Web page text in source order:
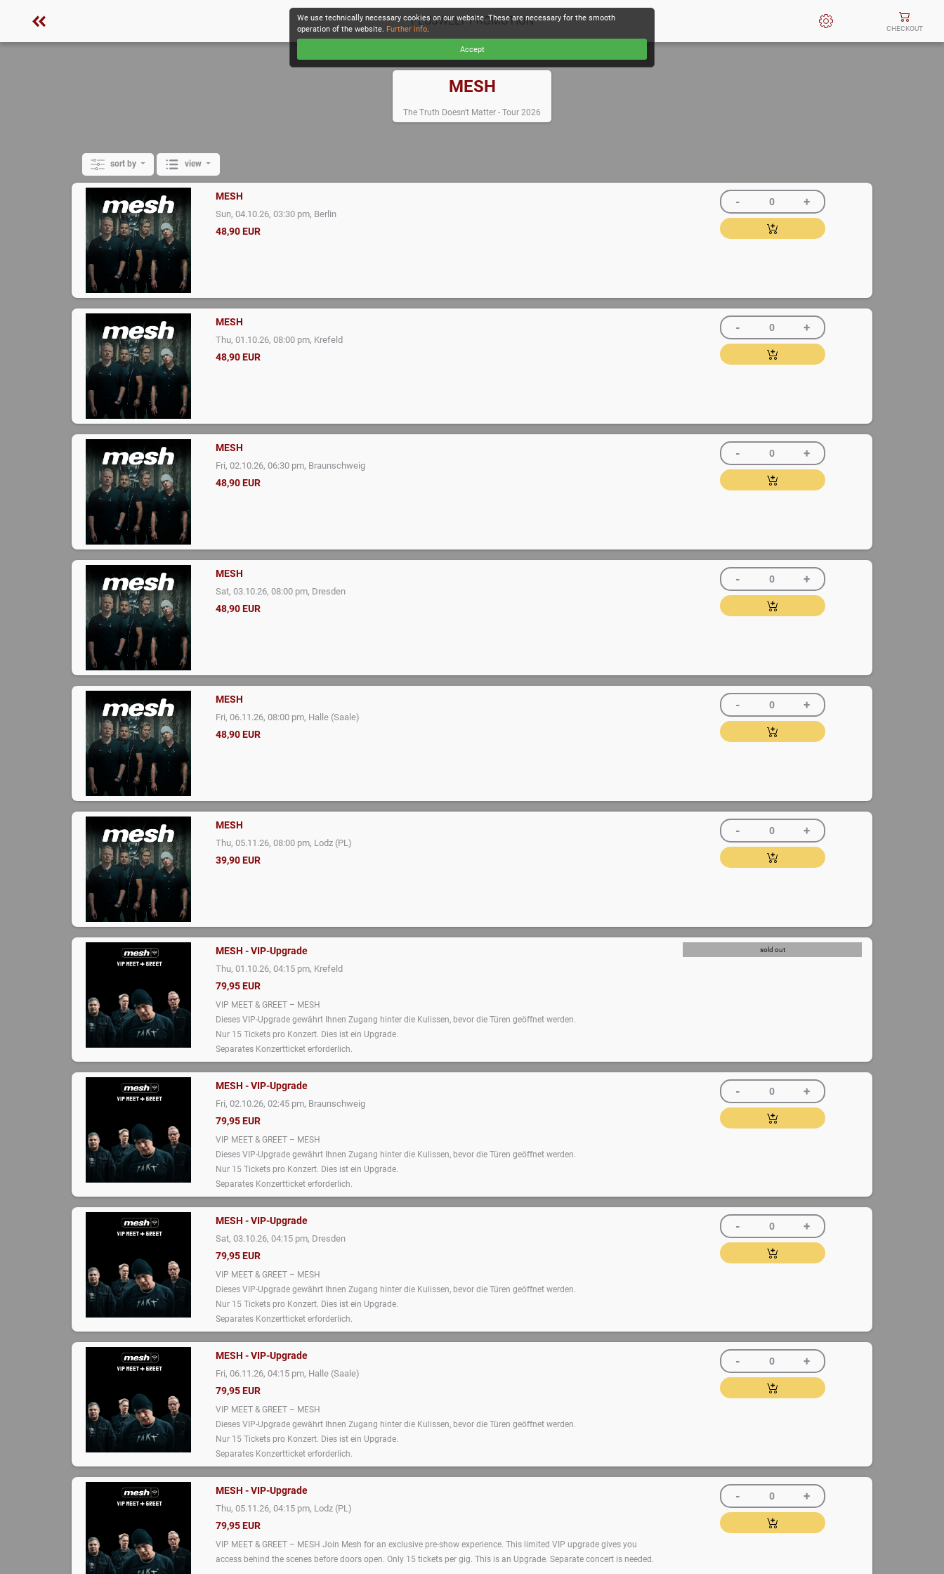
PLUSWELT PROMOTION
CHECKOUT
MESH
The Truth Doesn't Matter - Tour 2026
sort by view
MESH
Sun, 04.10.26, 03:30 pm, Berlin
48,90 EUR
MESH
Thu, 01.10.26, 08:00 pm, Krefeld
48,90 EUR
MESH
Fri, 02.10.26, 06:30 pm, Braunschweig
48,90 EUR
MESH
Sat, 03.10.26, 08:00 pm, Dresden
48,90 EUR
MESH
Fri, 06.11.26, 08:00 pm, Halle (Saale)
48,90 EUR
MESH
Thu, 05.11.26, 08:00 pm, Lodz (PL)
39,90 EUR
MESH - VIP-Upgrade
Thu, 01.10.26, 04:15 pm, Krefeld
79,95 EUR
VIP MEET & GREET – MESH
Dieses VIP-Upgrade gewährt Ihnen Zugang hinter die Kulissen, bevor die Türen geöffnet werden.
Nur 15 Tickets pro Konzert. Dies ist ein Upgrade.
Separates Konzertticket erforderlich.
sold out
MESH - VIP-Upgrade
Fri, 02.10.26, 02:45 pm, Braunschweig
79,95 EUR
VIP MEET & GREET – MESH
Dieses VIP-Upgrade gewährt Ihnen Zugang hinter die Kulissen, bevor die Türen geöffnet werden.
Nur 15 Tickets pro Konzert. Dies ist ein Upgrade.
Separates Konzertticket erforderlich.
MESH - VIP-Upgrade
Sat, 03.10.26, 04:15 pm, Dresden
79,95 EUR
VIP MEET & GREET – MESH
Dieses VIP-Upgrade gewährt Ihnen Zugang hinter die Kulissen, bevor die Türen geöffnet werden.
Nur 15 Tickets pro Konzert. Dies ist ein Upgrade.
Separates Konzertticket erforderlich.
MESH - VIP-Upgrade
Fri, 06.11.26, 04:15 pm, Halle (Saale)
79,95 EUR
VIP MEET & GREET – MESH
Dieses VIP-Upgrade gewährt Ihnen Zugang hinter die Kulissen, bevor die Türen geöffnet werden.
Nur 15 Tickets pro Konzert. Dies ist ein Upgrade.
Separates Konzertticket erforderlich.
MESH - VIP-Upgrade
Thu, 05.11.26, 04:15 pm, Lodz (PL)
79,95 EUR
VIP MEET & GREET – MESH Join Mesh for an exclusive pre-show experience. This limited VIP upgrade gives you
access behind the scenes before doors open. Only 15 tickets per gig. This is an Upgrade. Separate concert is needed.
We use technically necessary cookies on our website. These are necessary for the smooth
operation of the website. Further info.
Accept